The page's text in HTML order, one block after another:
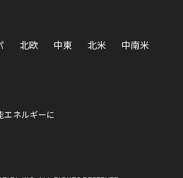
北欧 中東 北米
中南米
エネルギーに